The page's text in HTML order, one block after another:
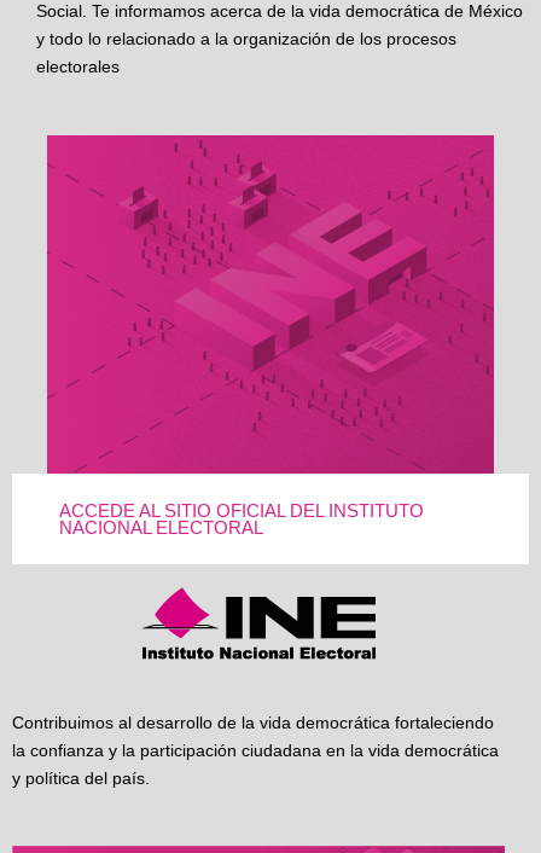
Social. Te informamos acerca de la vida democrática de México
y todo lo relacionado a la organización de los procesos
electorales
ACCEDE AL SITIO OFICIAL DEL INSTITUTO
NACIONAL ELECTORAL
Contribuimos al desarrollo de la vida democrática fortaleciendo
la confianza y la participación ciudadana en la vida democrática
y política del país.